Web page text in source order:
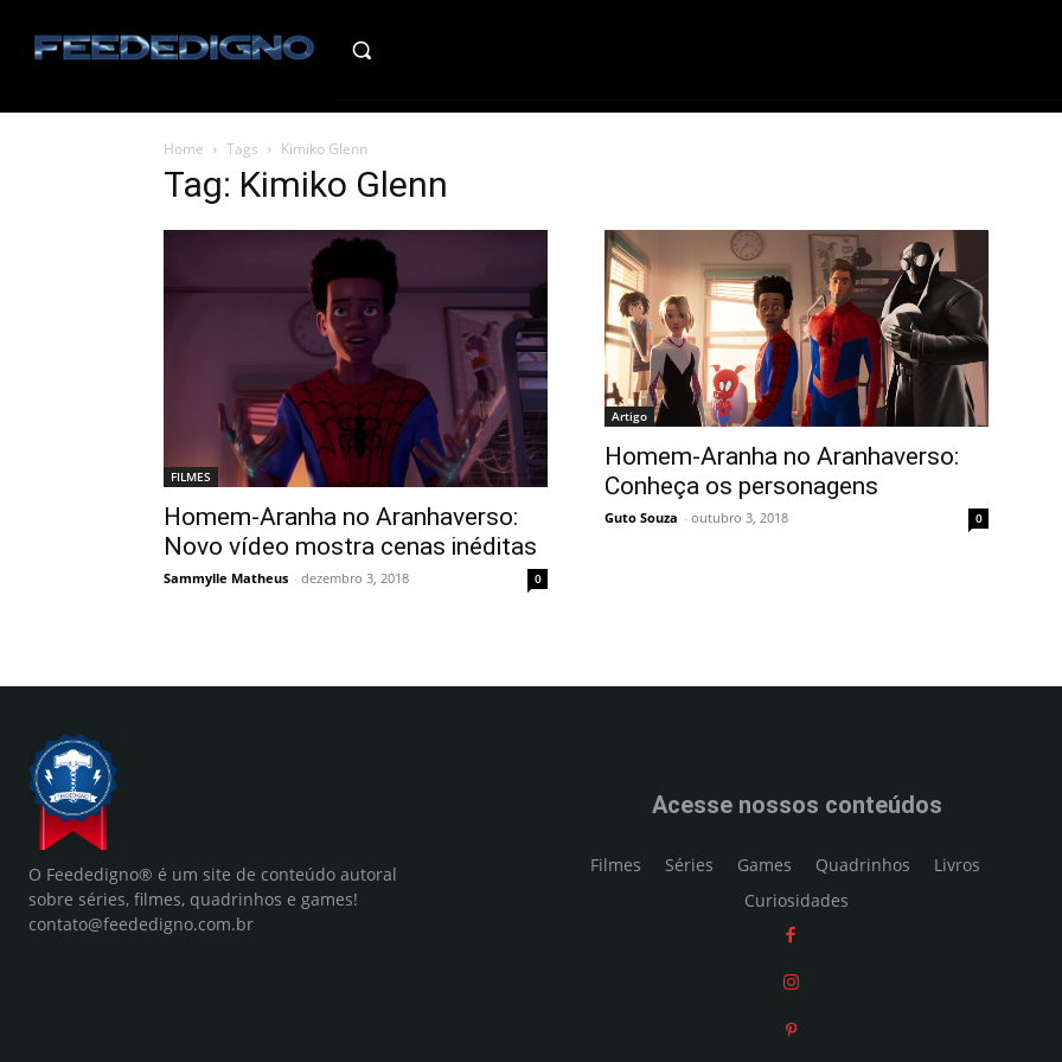
Home Tags Kimiko Glenn
Tag: Kimiko Glenn
FILMES
Homem-Aranha no Aranhaverso:
Novo vídeo mostra cenas inéditas
Sammylle Matheus - dezembro 3, 2018 0
Artigo
Homem-Aranha no Aranhaverso:
Conheça os personagens
Guto Souza - outubro 3, 2018 0
O Feededigno® é um site de conteúdo autoral
sobre séries, filmes, quadrinhos e games!
contato@feededigno.com.br
Acesse nossos conteúdos
Filmes Séries Games Quadrinhos
Livros
Curiosidades